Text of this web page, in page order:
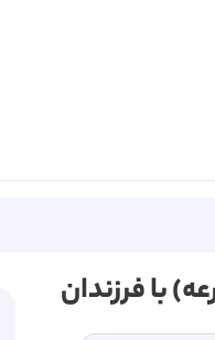
با فرزندان